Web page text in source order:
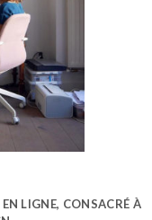
LIGNE, CONSACRÉ À